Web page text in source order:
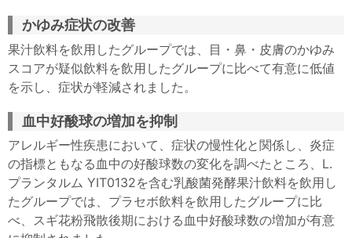
かゆみ症状の改善
果汁飲料を飲用したグループでは、目・鼻・皮膚のかゆみ
スコアが疑似飲料を飲用したグループに比べて有意に低値
を示し、症状が軽減されました。
血中好酸球の増加を抑制
アレルギー性疾患において、症状の慢性化と関係し、炎症
の指標ともなる血中の好酸球数の変化を調べたところ、L.
プランタルム YIT0132を含む乳酸菌発酵果汁飲料を飲用し
たグループでは、プラセボ飲料を飲用したグループに比
べ、スギ花粉飛散後期における血中好酸球数の増加が有意